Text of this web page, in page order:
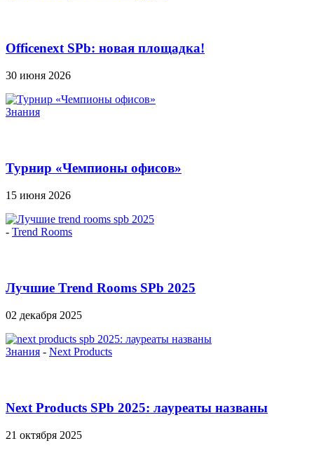
Officenext SPb: новая площадка!
30 июня 2026
Знания
Турнир «Чемпионы офисов»
15 июня 2026
- Trend Rooms
Лучшие Trend Rooms SPb 2025
02 декабря 2025
Знания - Next Products
Next Products SPb 2025: лауреаты названы
21 октября 2025